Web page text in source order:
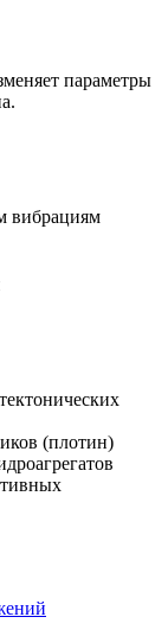
параметры
вибрациям
(плотин)